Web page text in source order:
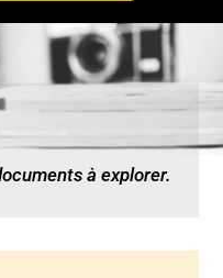
à explorer.